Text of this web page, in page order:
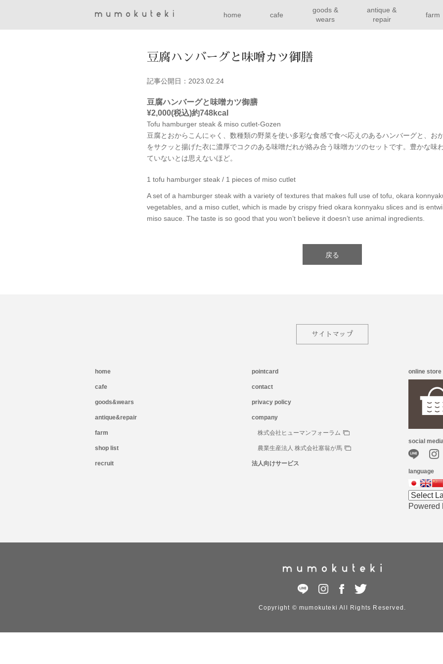
home cafe
goods &
wears
antique &
repair
farm
豆腐ハンバーグと味噌カツ御膳
記事公開日：2023.02.24
豆腐ハンバーグと味噌カツ御膳
¥2,000(税込)約748kcal
Tofu hamburger steak & miso cutlet-Gozen
豆腐とおからこんにゃく、数種類の野菜を使い多彩な食感で食べ応えのあるハンバーグと、お
をサクッと揚げた衣に濃厚でコクのある味噌だれが絡み合う味噌カツのセットです。豊かな味
ていないとは思えないほど。
1 tofu hamburger steak / 1 pieces of miso cutlet
A set of a hamburger steak with a variety of textures that makes full use of tofu, okara
vegetables, and a miso cutlet, which is made by crispy fried okara konnyaku slices and is
miso sauce. The taste is so good that you won’t believe it doesn’t use animal ingredients.
戻る
サイトマップ
home
cafe
goods&wears
antique&repair
farm
shop list
recruit
pointcard
contact
privacy policy
company
株式会社ヒューマンフォーラム
農業生産法人 株式会社塞翁が馬
法人向けサービス
online store
social
language
Powered
Copyright © mumokuteki All Rights Reserved.